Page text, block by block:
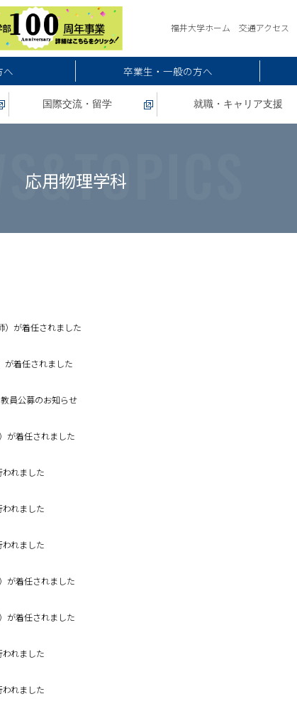
福井大学ホーム 交通アクセス
へ 卒業生・一般の方へ
国際交流・留学 就職・キャリア支援
応用物理学科
が着任されました
着任されました
員公募のお知らせ
が着任されました
れました
れました
れました
が着任されました
が着任されました
れました
れました